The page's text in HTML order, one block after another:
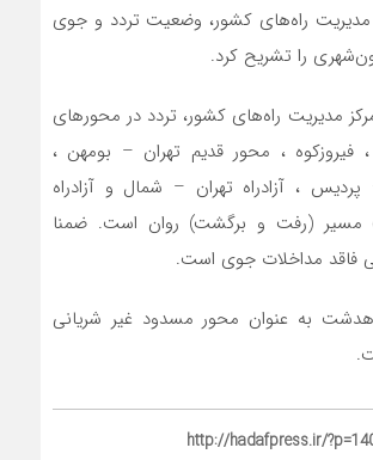
مدیریت راه‌های کشور، وضعیت تردد و جوی
را تشریح کرد.
مدیریت راه‌های کشور، تردد در محورهای
فیروزکوه ، محور قدیم تهران – بومهن ،
پردیس ، آزادراه تهران – شمال و آزادراه
(رفت و برگشت) روان است. ضمنا
فاقد مداخلات جوی است.
به عنوان محور مسدود غیر شریانی
http://hadafpress.ir/